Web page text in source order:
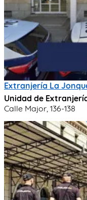
Extranjería La
Unidad de
Calle Major, 136-138